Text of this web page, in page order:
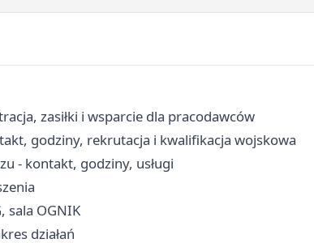
zasiłki i wsparcie dla pracodawców
godziny, rekrutacja i kwalifikacja wojskowa
- kontakt, godziny, usługi
sala OGNIK
działań